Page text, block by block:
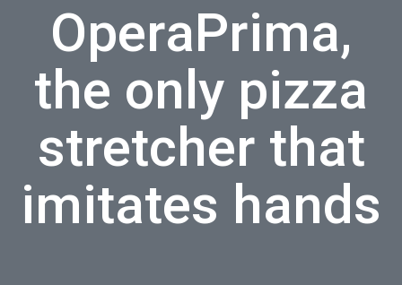
OperaPrima,
the only pizza
stretcher that
imitates hands